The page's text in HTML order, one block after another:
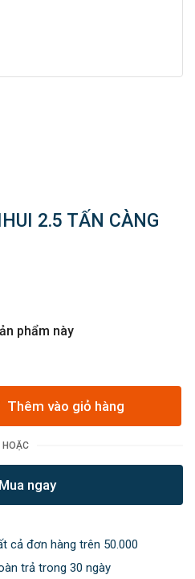
2.5 TẤN CÀNG
phẩm này
Thêm vào giỏ hàng
HOẶC
Mua ngay
cả đơn hàng trên 50.000
trả trong 30 ngày